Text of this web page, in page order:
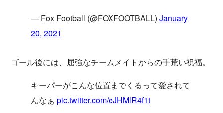
— Fox Football (@FOXFOOTBALL) January
20, 2021
ゴール後には、屈強なチームメイトからの手荒い祝福。
キーパーがこんな位置までくるって愛されて
んなぁpic.twitter.com/eJHMlR4f1t